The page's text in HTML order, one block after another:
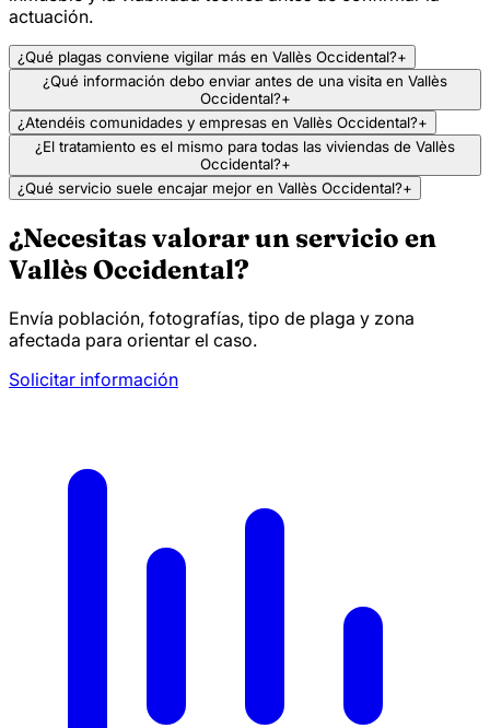
actuación.
¿Qué plagas conviene vigilar más en Vallès Occidental?+
¿Qué información debo enviar antes de una visita en Vallès
Occidental?+
¿Atendéis comunidades y empresas en Vallès Occidental?+
¿El tratamiento es el mismo para todas las viviendas de Vallès
Occidental?+
¿Qué servicio suele encajar mejor en Vallès Occidental?+
¿Necesitas valorar un servicio en
Vallès Occidental?
Envía población, fotografías, tipo de plaga y zona
afectada para orientar el caso.
Solicitar información